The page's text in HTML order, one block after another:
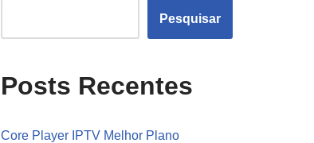
Pesquisar
Posts Recentes
Core Player IPTV Melhor Plano